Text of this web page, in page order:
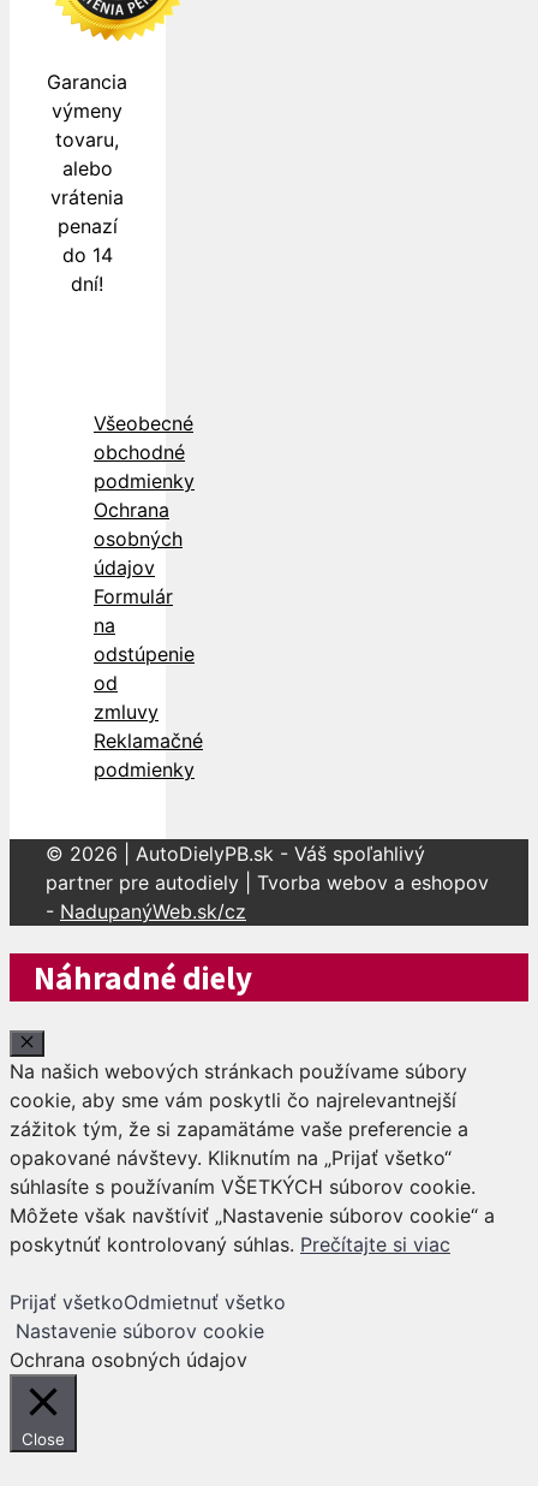
Garancia
výmeny
tovaru,
alebo
vrátenia
penazí
do 14
dní!
Všeobecné
obchodné
podmienky
Ochrana
osobných
údajov
Formulár
na
odstúpenie
od
zmluvy
Reklamačné
podmienky
© 2026 | AutoDielyPB.sk - Váš spoľahlivý
partner pre autodiely | Tvorba webov a eshopov
- NadupanýWeb.sk/cz
Náhradné diely
Close
Na našich webových stránkach používame súbory
cookie, aby sme vám poskytli čo najrelevantnejší
zážitok tým, že si zapamätáme vaše preferencie a
opakované návštevy. Kliknutím na „Prijať všetko“
súhlasíte s používaním VŠETKÝCH súborov cookie.
Môžete však navštíviť „Nastavenie súborov cookie“ a
poskytnúť kontrolovaný súhlas. Prečítajte si viac
Prijať všetkoOdmietnuť všetko
Nastavenie súborov cookie
Ochrana osobných údajov
Close